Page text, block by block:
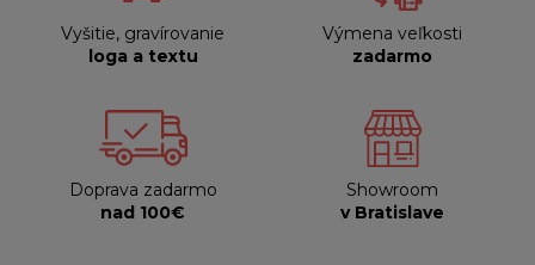
Vyšitie, gravírovanie
loga a textu
Výmena veľkosti
zadarmo
Doprava zadarmo
nad 100€
Showroom
v Bratislave